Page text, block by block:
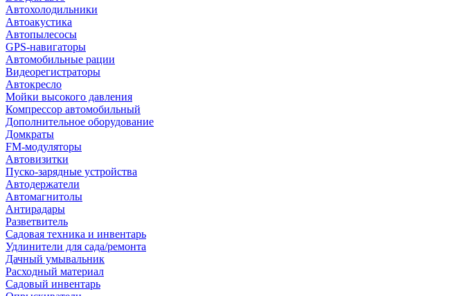
Автохолодильники
Автоакустика
Автопылесосы
GPS-навигаторы
Автомобильные рации
Видеорегистраторы
Автокресло
Мойки высокого давления
Компрессор автомобильный
Дополнительное оборудование
Домкраты
FM-модуляторы
Автовизитки
Пуско-зарядные устройства
Автодержатели
Автомагнитолы
Антирадары
Разветвитель
Садовая техника и инвентарь
Удлинители для сада/ремонта
Дачный умывальник
Расходный материал
Садовый инвентарь